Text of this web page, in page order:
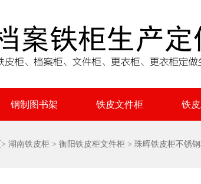
钢制图书架 铁皮文件柜 铁
> 湖南铁皮柜 > 衡阳铁皮柜文件柜 > 珠晖铁皮柜不锈